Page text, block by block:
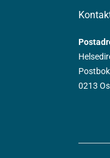
0213